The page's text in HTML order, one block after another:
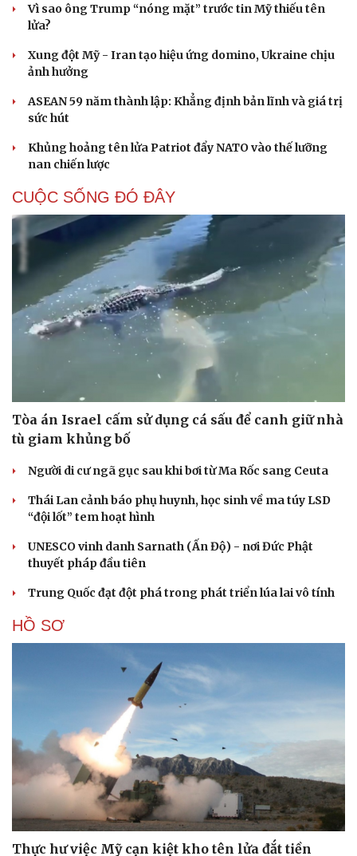
Cải chính
Vì sao ông Trump “nóng mặt” trước tin Mỹ thiếu tên
lửa?
Xung đột Mỹ - Iran tạo hiệu ứng domino, Ukraine chịu
ảnh hưởng
ASEAN 59 năm thành lập: Khẳng định bản lĩnh và giá trị
sức hút
Khủng hoảng tên lửa Patriot đẩy NATO vào thế lưỡng
nan chiến lược
CUỘC SỐNG ĐÓ ĐÂY
Tòa án Israel cấm sử dụng cá sấu để canh giữ nhà
tù giam khủng bố
Người di cư ngã gục sau khi bơi từ Ma Rốc sang Ceuta
Thái Lan cảnh báo phụ huynh, học sinh về ma túy LSD
“đội lốt” tem hoạt hình
UNESCO vinh danh Sarnath (Ấn Độ) - nơi Đức Phật
thuyết pháp đầu tiên
Trung Quốc đạt đột phá trong phát triển lúa lai vô tính
HỒ SƠ
Thực hư việc Mỹ cạn kiệt kho tên lửa đắt tiền